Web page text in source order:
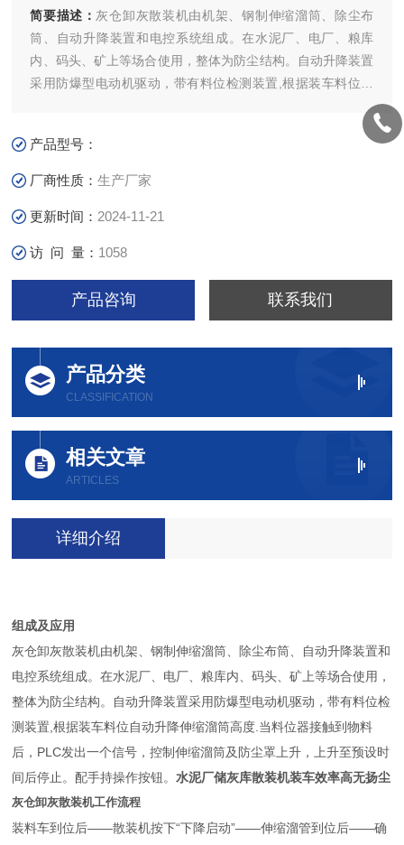
简要描述： 灰仓卸灰散装机由机架、钢制伸缩溜筒、除尘布
筒、自动升降装置和电控系统组成。在水泥厂、电厂、粮库
内、码头、矿上等场合使用，整体为防尘结构。自动升降装置
采用防爆型电动机驱动，带有料位检测装置,根据装车料位自
动升降伸缩溜筒高度.当料位器接触到物料后，PLC发出一个信
号，控制伸缩溜筒及防尘罩上升，上升至预设时间后停止。配
手持操作按钮。水泥厂储灰库散装机装车效率高无扬尘
产品型号：
厂商性质：生产厂家
更新时间： 2024-11-21
访 问 量： 1058
产品咨询 联系我们
产品分类
CLASSIFICATION
相关文章
ARTICLES
详细介绍
组成及应用
灰仓卸灰散装机由机架、钢制伸缩溜筒、除尘布筒、自动升降装置和
电控系统组成。在水泥厂、电厂、粮库内、码头、矿上等场合使用，
整体为防尘结构。自动升降装置采用防爆型电动机驱动，带有料位检
测装置,根据装车料位自动升降伸缩溜筒高度.当料位器接触到物料
后，PLC发出一个信号，控制伸缩溜筒及防尘罩上升，上升至预设时
间后停止。配手持操作按钮。水泥厂储灰库散装机装车效率高无扬尘
灰仓卸灰散装机工作流程
装料车到位后——散装机按下“下降启动”——伸缩溜管到位后——确